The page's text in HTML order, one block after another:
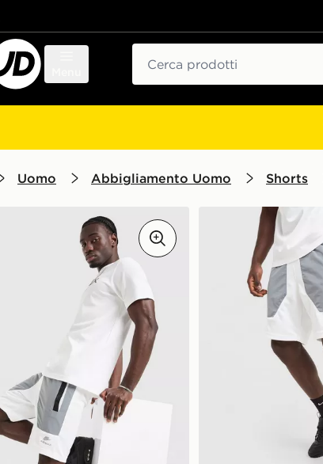
Uomo Abbigliamento Uomo Shorts